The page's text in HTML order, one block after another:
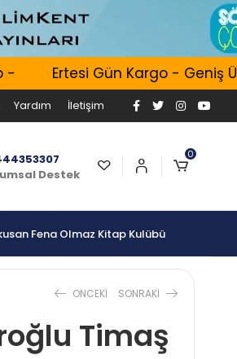
Ertesi Gün Kargo - Geniş
Yardım İletişim
Destek
0
Fena Olmaz Kitap Kulübü
ONCEKI SONRAKI
Timaş